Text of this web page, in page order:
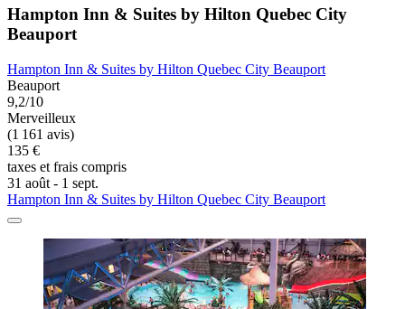
Hampton Inn & Suites by Hilton Quebec City
Beauport
Hampton Inn & Suites by Hilton Quebec City Beauport
Beauport
9,2/10
Merveilleux
(1 161 avis)
135 €
taxes et frais compris
31 août - 1 sept.
Hampton Inn & Suites by Hilton Quebec City Beauport